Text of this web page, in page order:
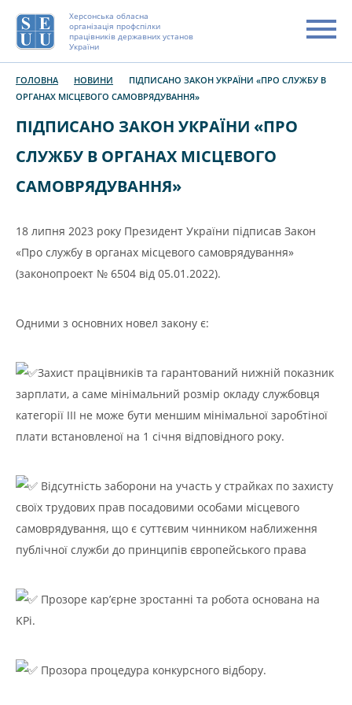
Херсонська обласна
організація профспілки
працівників державних установ
України
ГОЛОВНА НОВИНИ
ПІДПИСАНО ЗАКОН УКРАЇНИ «ПРО СЛУЖБУ В
ОРГАНАХ МІСЦЕВОГО САМОВРЯДУВАННЯ»
ПІДПИСАНО ЗАКОН УКРАЇНИ «ПРО
СЛУЖБУ В ОРГАНАХ МІСЦЕВОГО
САМОВРЯДУВАННЯ»
18 липня 2023 року Президент України підписав Закон
«Про службу в органах місцевого самоврядування»
(законопроект № 6504 від 05.01.2022).
Одними з основних новел закону є:
Захист працівників та гарантований нижній показник
зарплати, а саме мінімальний розмір окладу службовця
категорії ІІІ не може бути меншим мінімальної заробтіної
плати встановленої на 1 січня відповідного року.
Відсутність заборони на участь у страйках по захисту
своїх трудових прав посадовими особами місцевого
самоврядування, що є суттєвим чинником наближення
публічної служби до принципів європейського права
Прозоре кар’єрне зростанні та робота основана на
KPi.
Прозора процедура конкурсного відбору.